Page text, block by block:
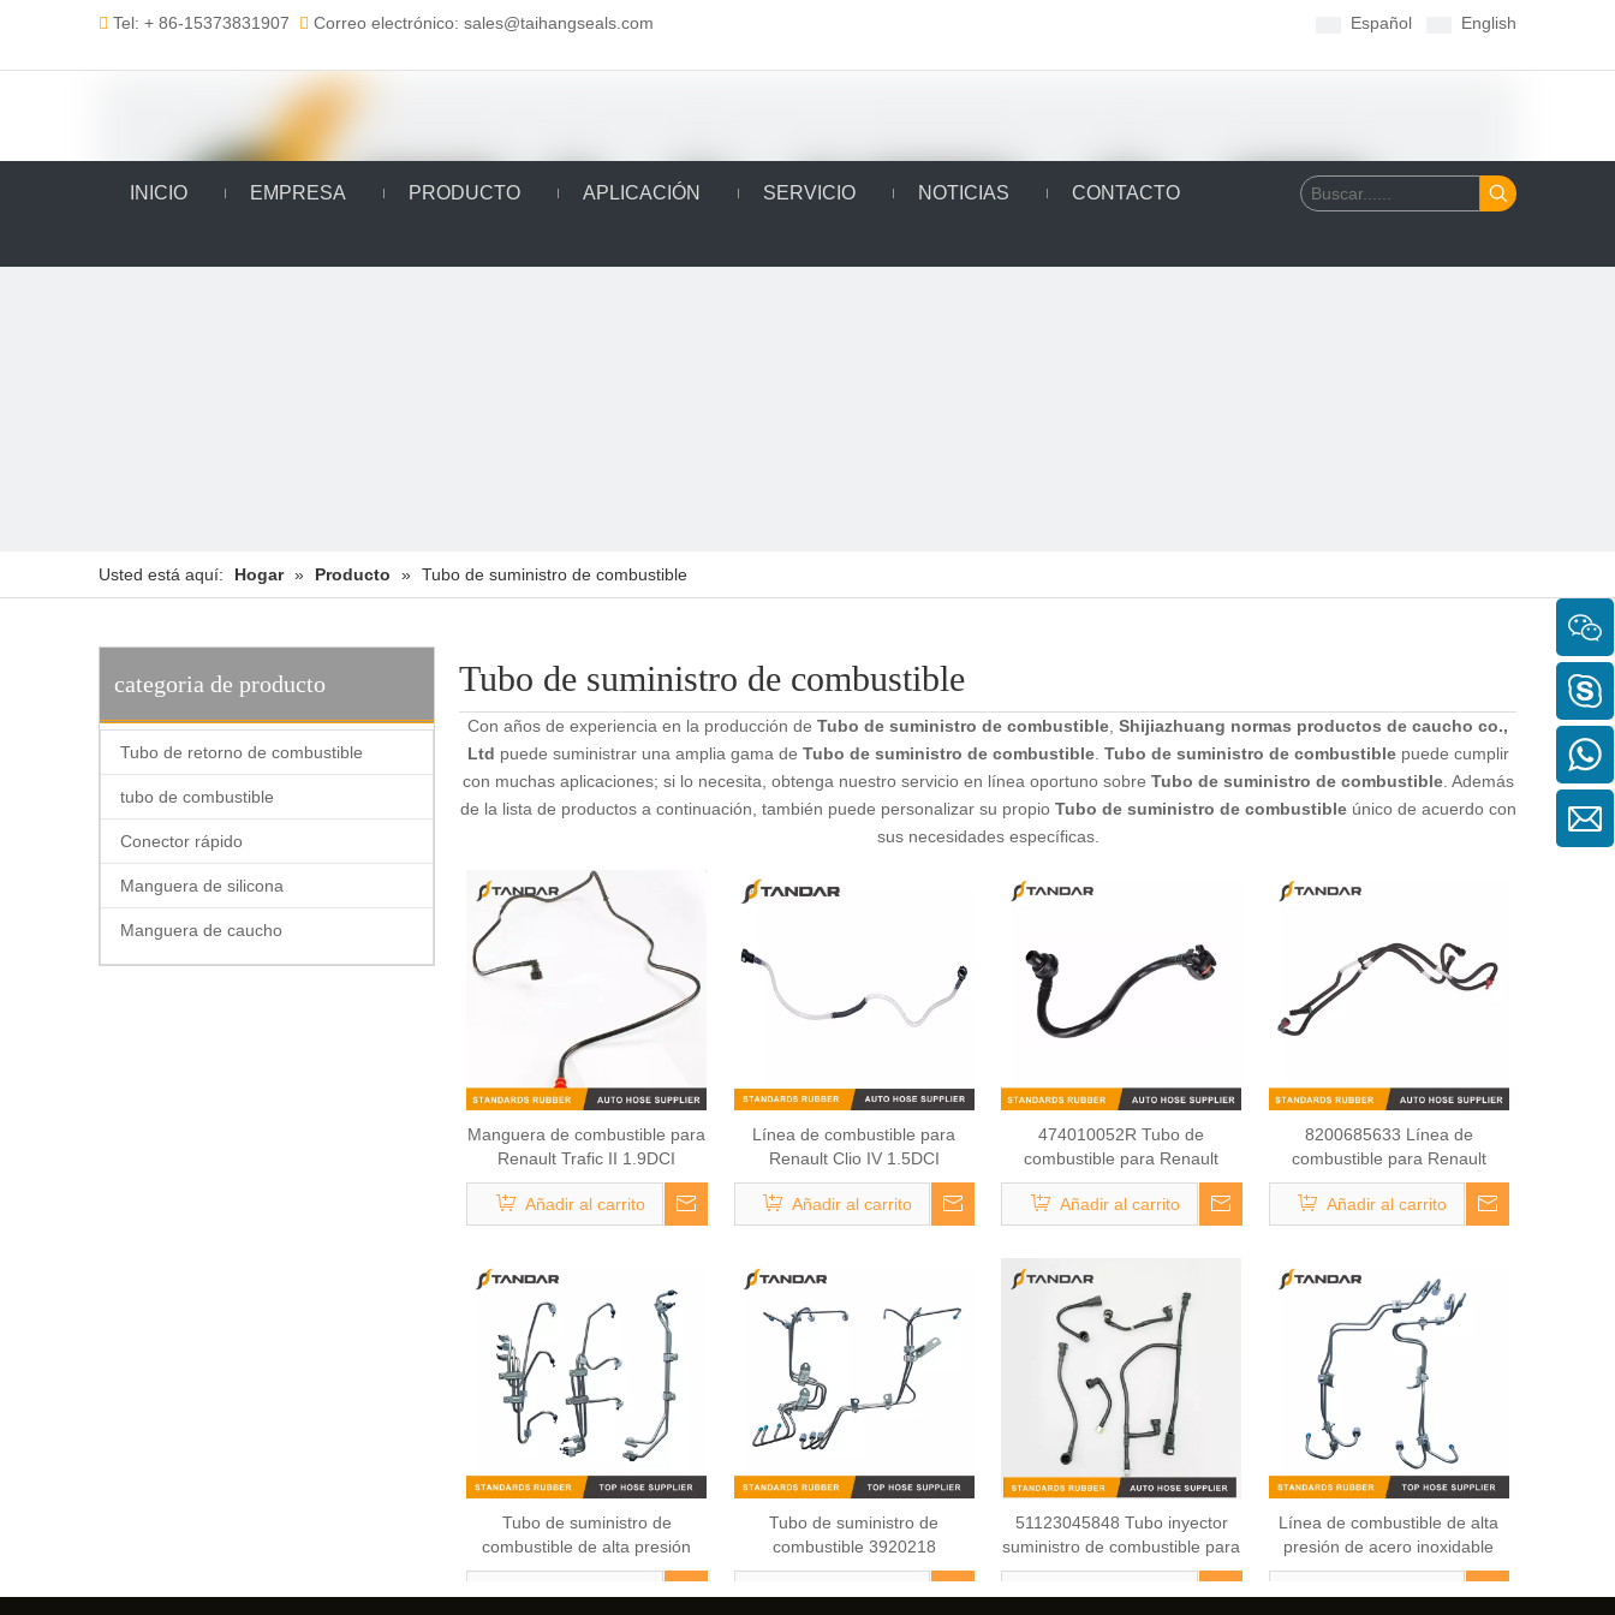
 Tel: + 86-15373831907  Correo electrónico: sales@taihangseals.com Español English
INICIO EMPRESA PRODUCTO APLICACIÓN SERVICIO NOTICIAS CONTACTO
Usted está aquí: Hogar » Producto » Tubo de suministro de combustible
categoria de producto
Tubo de retorno de combustible
tubo de combustible
Conector rápido
Manguera de silicona
Manguera de caucho
Tubo de suministro de combustible
Con años de experiencia en la producción de Tubo de suministro de combustible Shijiazhuang normas productos de caucho co.,
Ltd puede suministrar una amplia gama de Tubo de suministro de combustible. Tubo de suministro de combustiblepuede cumplir
con muchas aplicaciones; si lo necesita, obtenga nuestro servicio en línea oportuno sobre Tubo de suministro de combustible. Además
de la lista de productos a continuación, también puede personalizar su propio Tubo de suministro de combustibleúnico de acuerdo con
sus necesidades específicas.
Manguera de combustible para
Renault Trafic II 1.9DCI
8200505335
Añadir al carrito
Línea de combustible para
Renault Clio IV 1.5DCI
164468215R
Añadir al carrito
474010052R Tubo de
combustible para Renault
Megane III 1.6 16V
Añadir al carrito
8200685633 Línea de
combustible para Renault
Megane II 1.5 DCI
Añadir al carrito
Tubo de suministro de
combustible de alta presión
D5010412166 para Renault
Series
Tubo de suministro de
combustible 3920218
51123045848 Tubo inyector
suministro de combustible para
Man camiones y autobuses
Línea de combustible de alta
presión de acero inoxidable
5262113